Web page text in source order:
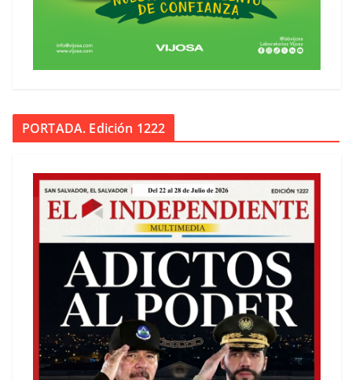
PORTADA. Edición 1222